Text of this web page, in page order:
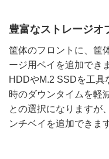
豊富なストレージオ
筐体のフロントに、筐
ージ用ベイを追加でき
HDDやM.2 SSDを工具
時のダウンタイムを軽
との選択になりますが
ンチベイを追加できま